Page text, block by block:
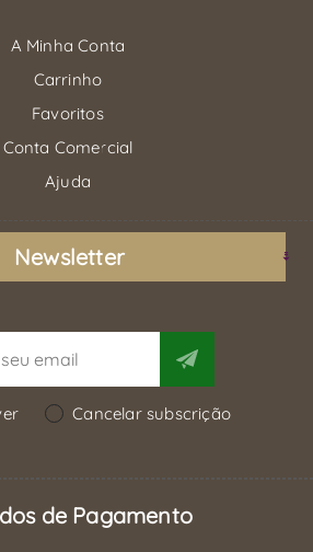
A Minha Conta
Carrinho
Favoritos
Conta Comercial
Ajuda
Newsletter
Cancelar subscrição
de Pagamento